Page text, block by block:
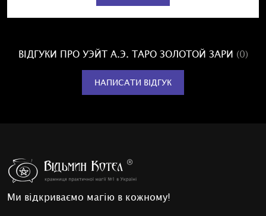
ВІДГУКИ ПРО УЭЙТ А.Э. ТАРО ЗОЛОТОЙ ЗАРИ (0)
НАПИСАТИ ВІДГУК
Ми відкриваємо магію в кожному!